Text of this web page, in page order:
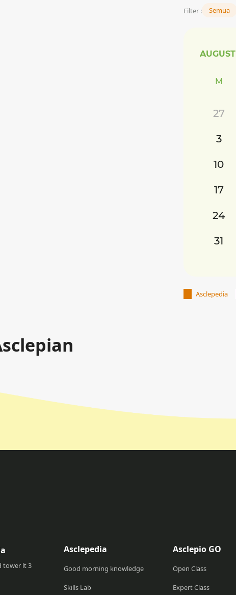
AUGUST
M
27
3
10
17
24
31
Asclepedia
Filter : Semua
tower lt 3
Asclepedia
Good morning knowledge
Skills Lab
Asclepio GO
Open Class
Expert Class